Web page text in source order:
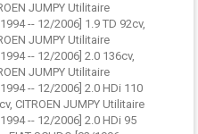
JUMPY Utilitaire
-- 12/2006] 1.9 TD 92cv,
JUMPY Utilitaire
-- 12/2006] 2.0 136cv,
JUMPY Utilitaire
-- 12/2006] 2.0 HDi 110
CITROEN JUMPY Utilitaire
-- 12/2006] 2.0 HDi 95